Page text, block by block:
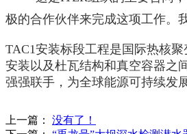
极的合作伙伴来完成这项工作。
TAC1安装标段工程是国际热核
安装以及杜瓦结构和真空容器之
强强联手，为全球能源可持续发
上一篇： 没有了！